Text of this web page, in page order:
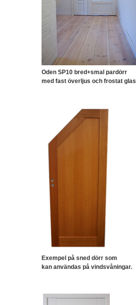
Oden SP10 bred+smal pardörr
med fast överljus och frostat glas
Exempel på sned dörr som
kan användas på vindsvåningar.